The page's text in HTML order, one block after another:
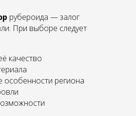
рубероида — залог
При выборе следует
качество
особенности региона